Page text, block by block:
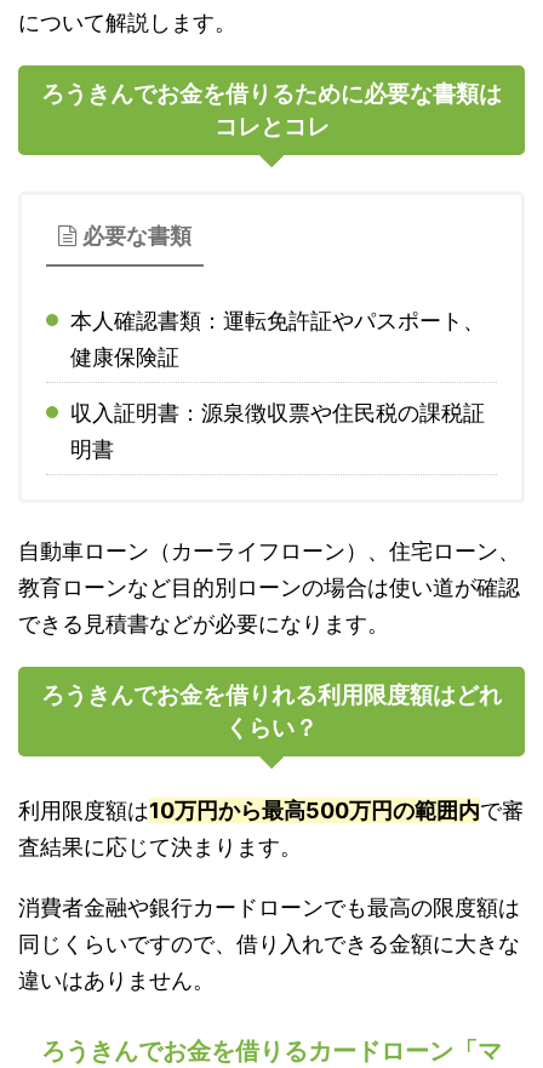
について解説します。
ろうきんでお金を借りるために必要な書類は
コレとコレ
必要な書類
本人確認書類：運転免許証やパスポート、
健康保険証
収入証明書：源泉徴収票や住民税の課税証
明書
自動車ローン（カーライフローン）、住宅ローン、
教育ローンなど目的別ローンの場合は使い道が確認
できる見積書などが必要になります。
ろうきんでお金を借りれる利用限度額はどれ
くらい？
利用限度額は10万円から最高500万円の範囲内で審
査結果に応じて決まります。
消費者金融や銀行カードローンでも最高の限度額は
同じくらいですので、借り入れできる金額に大きな
違いはありません。
ろうきんでお金を借りるカードローン「マ